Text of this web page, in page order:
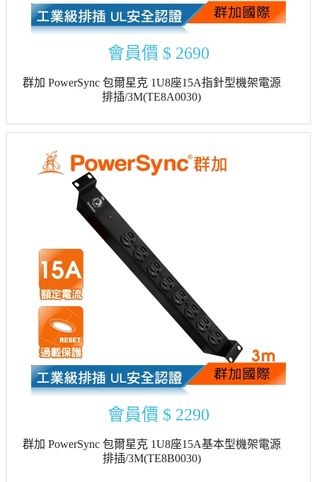
會員價 $ 2690
群加 PowerSync 包爾星克 1U8座15A指針型機架電源
排插/3M(TE8A0030)
會員價 $ 2290
群加 PowerSync 包爾星克 1U8座15A基本型機架電源
排插/3M(TE8B0030)